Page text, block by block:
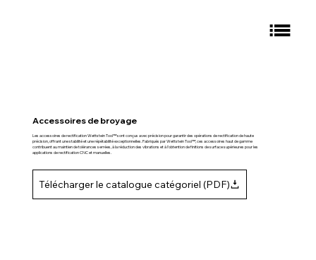
Accessoires de broyage
Les accessoires de rectification Wettstein Tool™ sont conçus avec précision pour garantir des opérations de rectification de haute
précision, offrant une stabilité et une répétabilité exceptionnelles. Fabriqués par Wettstein Tool™, ces accessoires haut de gamme
contribuent au maintien de tolérances serrées, à la réduction des vibrations et à l'obtention de finitions de surface supérieures pour les
applications de rectification CNC et manuelles.
Télécharger le catalogue catégoriel (PDF)